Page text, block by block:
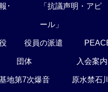
･ 「抗議声明・アピ
ール」
役員の派遣
団体 入会案内
地第7次爆音 原水禁石